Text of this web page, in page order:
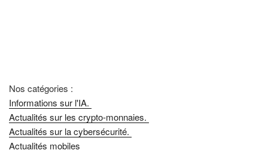
Nos catégories :
Informations sur l'IA.
Actualités sur les crypto-monnaies.
Actualités sur la cybersécurité.
Actualités mobiles